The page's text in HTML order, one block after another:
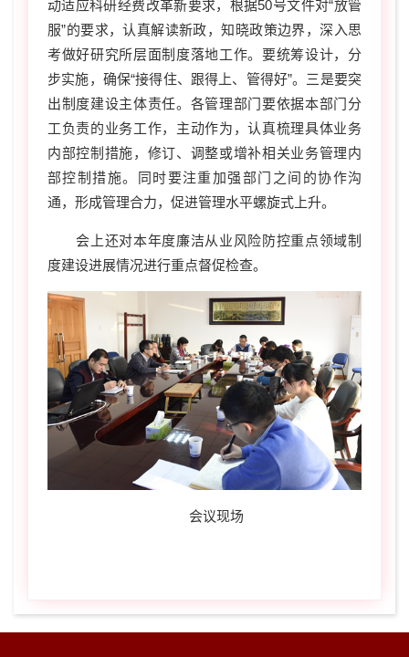
动适应科研经费改革新要求，根据50号文件对“放管
服”的要求，认真解读新政，知晓政策边界，深入思
考做好研究所层面制度落地工作。要统筹设计，分
步实施，确保“接得住、跟得上、管得好”。三是要突
出制度建设主体责任。各管理部门要依据本部门分
工负责的业务工作，主动作为，认真梳理具体业务
内部控制措施，修订、调整或增补相关业务管理内
部控制措施。同时要注重加强部门之间的协作沟
通，形成管理合力，促进管理水平螺旋式上升。
会上还对本年度廉洁从业风险防控重点领域制
度建设进展情况进行重点督促检查。
会议现场